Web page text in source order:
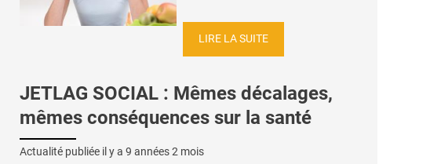
LIRE LA SUITE
JETLAG SOCIAL : Mêmes décalages,
mêmes conséquences sur la santé
Actualité publiée il y a 9 années 2 mois